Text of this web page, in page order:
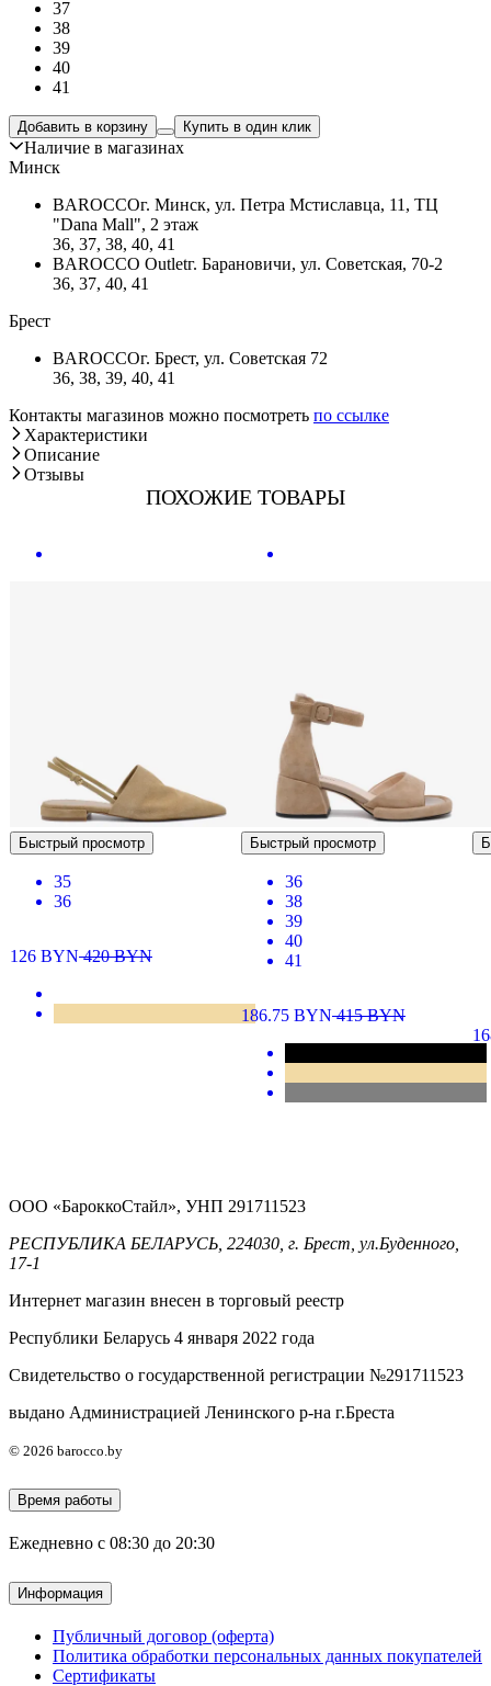
37
38
39
40
41
Добавить в корзину Купить в один клик
Наличие в магазинах
Минск
BAROCCOг. Минск, ул. Петра Мстиславца, 11, ТЦ
"Dana Mall", 2 этаж
36, 37, 38, 40, 41
BAROCCO Outletг. Барановичи, ул. Советская, 70-2
36, 37, 40, 41
Брест
BAROCCOг. Брест, ул. Советская 72
36, 38, 39, 40, 41
Контакты магазинов можно посмотреть по ссылке
Характеристики
Описание
Отзывы
ПОХОЖИЕ ТОВАРЫ
Быстрый просмотр
35
36
126 BYN420BYN
Быстрый просмотр
36
38
39
40
41
186.75 BYN415BYN
ООО «БароккоСтайл», УНП 291711523
РЕСПУБЛИКА БЕЛАРУСЬ, 224030, г. Брест, ул.Буденного,
17-1
Интернет магазин внесен в торговый реестр
Республики Беларусь 4 января 2022 года
Свидетельство о государственной регистрации №291711523
выдано Администрацией Ленинского р-на г.Бреста
© 2026 barocco.by
Время работы
Ежедневно с 08:30 до 20:30
Информация
Публичный договор (оферта)
Политика обработки персональных данных покупателей
Сертификаты